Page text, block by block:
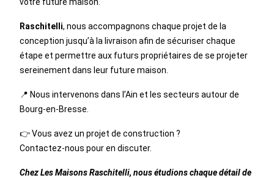
votre future maison.
Raschitelli, nous accompagnons chaque projet de la
conception jusqu’à la livraison afin de sécuriser chaque
étape et permettre aux futurs propriétaires de se projeter
sereinement dans leur future maison.
📍 Nous intervenons dans l’Ain et les secteurs autour de
Bourg-en-Bresse.
👉 Vous avez un projet de construction ?
Contactez-nous pour en discuter.
Chez Les Maisons Raschitelli, nous étudions chaque détail de